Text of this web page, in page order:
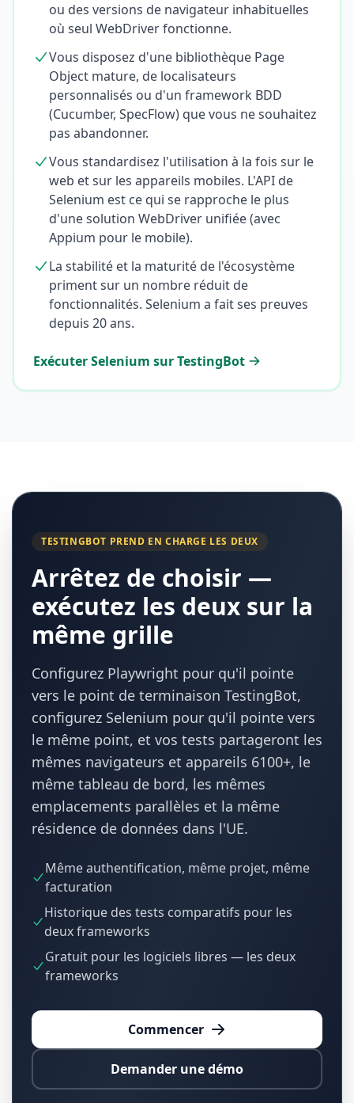
ou des versions de navigateur inhabituelles
où seul WebDriver fonctionne.
Vous disposez d'une bibliothèque Page
Object mature, de localisateurs
personnalisés ou d'un framework BDD
(Cucumber, SpecFlow) que vous ne souhaitez
pas abandonner.
Vous standardisez l'utilisation à la fois sur le
web et sur les appareils mobiles. L'API de
Selenium est ce qui se rapproche le plus
d'une solution WebDriver unifiée (avec
Appium pour le mobile).
La stabilité et la maturité de l'écosystème
priment sur un nombre réduit de
fonctionnalités. Selenium a fait ses preuves
depuis 20 ans.
Exécuter Selenium sur TestingBot
TESTINGBOT PREND EN CHARGE LES DEUX
Arrêtez de choisir —
exécutez les deux sur la
même grille
Configurez Playwright pour qu'il pointe
vers le point de terminaison TestingBot,
configurez Selenium pour qu'il pointe vers
le même point, et vos tests partageront les
mêmes navigateurs et appareils 6100+, le
même tableau de bord, les mêmes
emplacements parallèles et la même
résidence de données dans l'UE.
Même authentification, même projet, même
facturation
Historique des tests comparatifs pour les
deux frameworks
Gratuit pour les logiciels libres — les deux
frameworks
Commencer
Demander une démo